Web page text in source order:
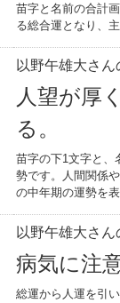
苗字と名前の合計
る総合運となり、
以野午雄大さん
人望が厚
る。
苗字の下1文字と、
勢です。人間関係
の中年期の運勢を表
以野午雄大さん
病気に注
総運から人運を引